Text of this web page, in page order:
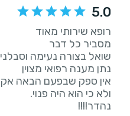
5.0
אין ספק שבפעם הבאה
נהדר!!!!